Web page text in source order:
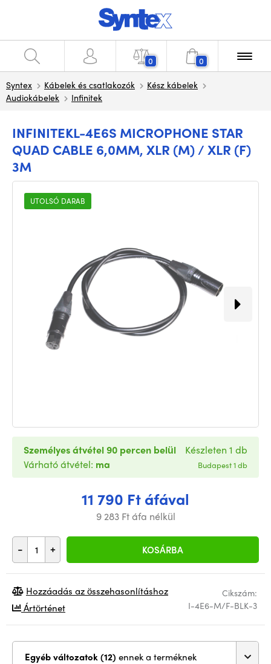
0 0
Syntex Kábelek és csatlakozók
Kész kábelek
Audiokábelek
Infinitek
INFINITEKL-4E6S MICROPHONE STAR
QUAD CABLE 6,0MM, XLR (M) / XLR (F)
3M
UTOLSÓ DARAB
11 790 Ft áfával
9 283 Ft áfa nélkül
- + KOSÁRBA
Személyes átvétel 90 percen belül
Várható átvétel: ma
Készleten 1 db
Budapest 1 db
Cikszám:
I-4E6-M/F-BLK-3
Hozzáadás az összehasonlításhoz
Ártörténet
Egyéb változatok (12) ennek a terméknek